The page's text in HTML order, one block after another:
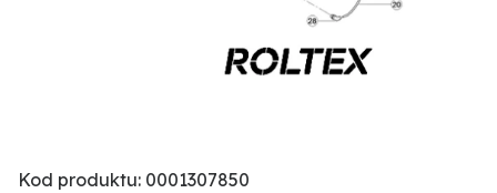
Kod produktu: 0001307850